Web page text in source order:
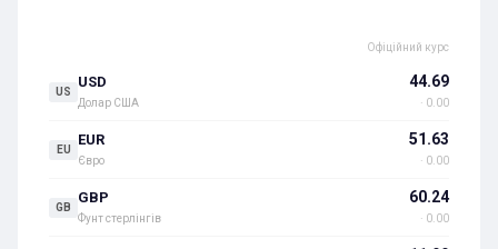
Офіційний курс
US
USD
Долар США
44.69
· 0.00
EU
EUR
Євро
51.63
· 0.00
GB
GBP
Фунт стерлінгів
60.24
· 0.00